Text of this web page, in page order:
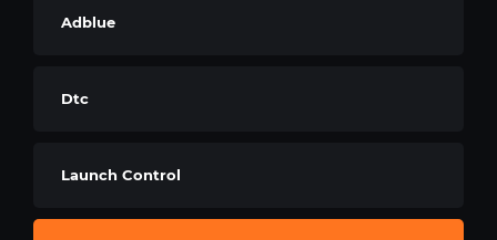
Adblue
Dtc
Launch Control